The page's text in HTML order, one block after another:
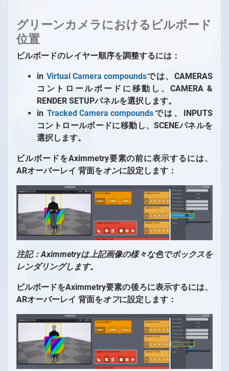
グリーンカメラにおけるビルボード
位置
ビルボードのレイヤー順序を調整するには：
in Virtual Camera compoundsでは、CAMERAS
コントロールボードに移動し、CAMERA &
RENDER SETUPパネルを選択します。
in Tracked Camera compoundsでは、INPUTS
コントロールボードに移動し、SCENEパネルを
選択します。
ビルボードをAximmetry要素の前に表示するには、
ARオーバーレイ 背面をオンに設定します：
注記：Aximmetryは上記画像の様々な色でボックスを
レンダリングします。
ビルボードをAximmetry要素の後ろに表示するには、
ARオーバーレイ 背面をオフに設定します：